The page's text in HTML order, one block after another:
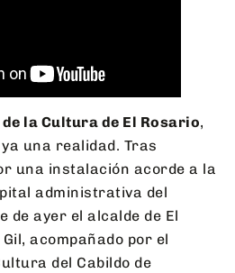
de la Cultura de El Rosario,
una realidad. Tras
una instalación acorde a la
administrativa del
de ayer el alcalde de El
acompañado por el
del Cabildo de